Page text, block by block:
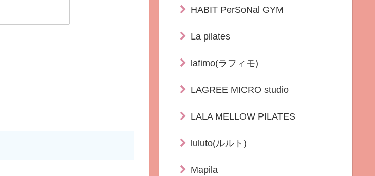
HABIT PerSoNal GYM
La pilates
lafimo(ラフィモ)
LAGREE MICRO studio
LALA MELLOW PILATES
luluto(ルルト)
Mapila